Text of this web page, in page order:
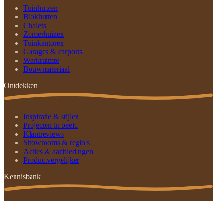
Tuinhuizen
Blokhutten
Chalets
Zomerhuizen
Tuinkantoren
Garages & carports
Werkruimte
Bouwmateriaal
Ontdekken
Inspiratie & stijlen
Projecten in beeld
Klantreviews
Showrooms & regio's
Acties & aanbiedingen
Productvergelijker
Kennisbank